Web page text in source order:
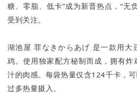
糖、零脂、低卡”成为新晋热点，“无
受到关注。
湖池屋 罪なきからあげ 是一款用大
鸡。使用独家配方秘制而成，拥有炸
汁的肉感。每袋热量仅含124千卡，
过多热量摄入。